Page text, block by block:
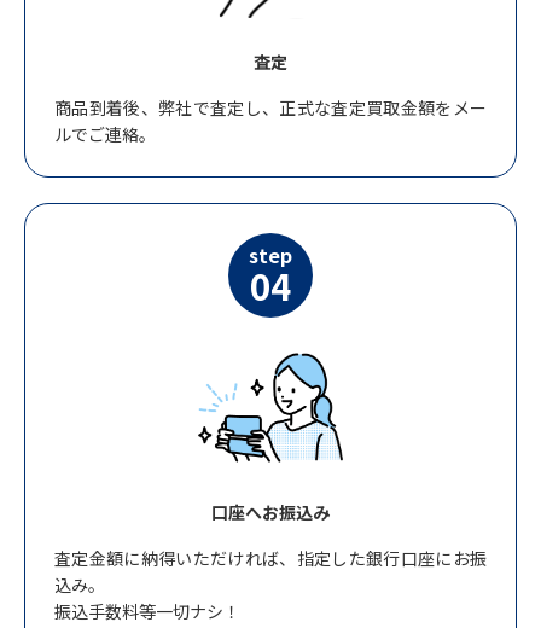
査定
商品到着後、弊社で査定し、正式な査定買取金額をメー
ルでご連絡。
step
04
口座へお振込み
査定金額に納得いただければ、指定した銀行口座にお振
込み。
振込手数料等一切ナシ！